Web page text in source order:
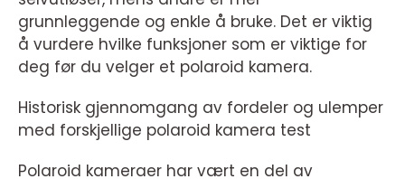
grunnleggende og enkle å bruke. Det er viktig
å vurdere hvilke funksjoner som er viktige for
deg før du velger et polaroid kamera.
Historisk gjennomgang av fordeler og ulemper
med forskjellige polaroid kamera test
Polaroid kameraer har vært en del av